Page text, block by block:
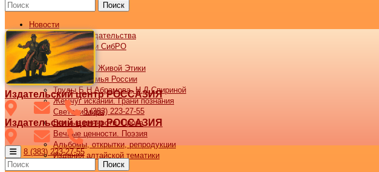
Поиск
Новости
Новости издательства
Все новости СибРО
Наши книги
Библиотека Живой Этики
Великая семья России
Труды Б.Н.Абрамова, Н.Д.Спириной
Жемчуг исканий. Грани познания
Светочи мира
Вечные ценности. Проза
Вечные ценности. Поэзия
Альбомы, открытки, репродукции
Издания алтайской тематики
Издательский центр РОССАЗИЯ
8 (383) 223-27-55
Издательский центр РОССАЗИЯ
8 (383) 223-27-55
Поиск